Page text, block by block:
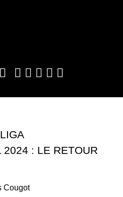
2024 : LE RETOUR
Cougot